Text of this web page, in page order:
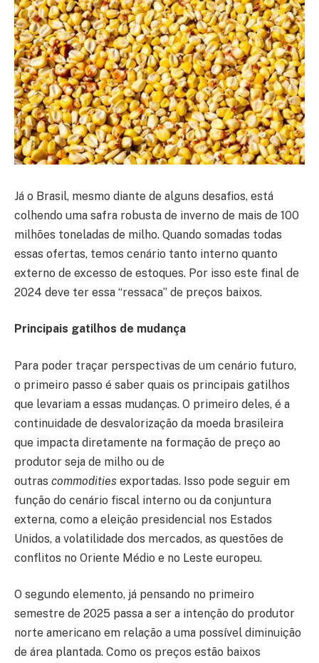
Já o Brasil, mesmo diante de alguns desafios, está
colhendo uma safra robusta de inverno de mais de 100
milhões toneladas de milho. Quando somadas todas
essas ofertas, temos cenário tanto interno quanto
externo de excesso de estoques. Por isso este final de
2024 deve ter essa “ressaca” de preços baixos.
Principais gatilhos de mudança
Para poder traçar perspectivas de um cenário futuro,
o primeiro passo é saber quais os principais gatilhos
que levariam a essas mudanças. O primeiro deles, é a
continuidade de desvalorização da moeda brasileira
que impacta diretamente na formação de preço ao
produtor seja de milho ou de
outras commodities exportadas. Isso pode seguir em
função do cenário fiscal interno ou da conjuntura
externa, como a eleição presidencial nos Estados
Unidos, a volatilidade dos mercados, as questões de
conflitos no Oriente Médio e no Leste europeu.
O segundo elemento, já pensando no primeiro
semestre de 2025 passa a ser a intenção do produtor
norte americano em relação a uma possível diminuição
de área plantada. Como os preços estão baixos